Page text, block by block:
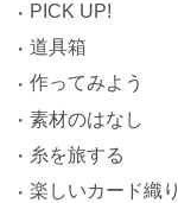
PICK UP!
道具箱
作ってみよう
素材のはなし
糸を旅する
楽しいカード織り